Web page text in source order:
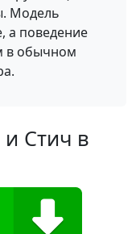
Модель
а поведение
в обычном
Стич в